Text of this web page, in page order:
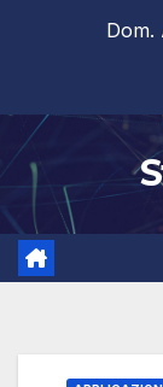
Dom.